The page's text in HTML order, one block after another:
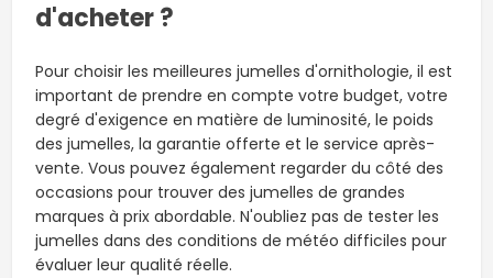
d'acheter ?
Pour choisir les meilleures jumelles d'ornithologie, il est
important de prendre en compte votre budget, votre
degré d'exigence en matière de luminosité, le poids
des jumelles, la garantie offerte et le service après-
vente. Vous pouvez également regarder du côté des
occasions pour trouver des jumelles de grandes
marques à prix abordable. N'oubliez pas de tester les
jumelles dans des conditions de météo difficiles pour
évaluer leur qualité réelle.